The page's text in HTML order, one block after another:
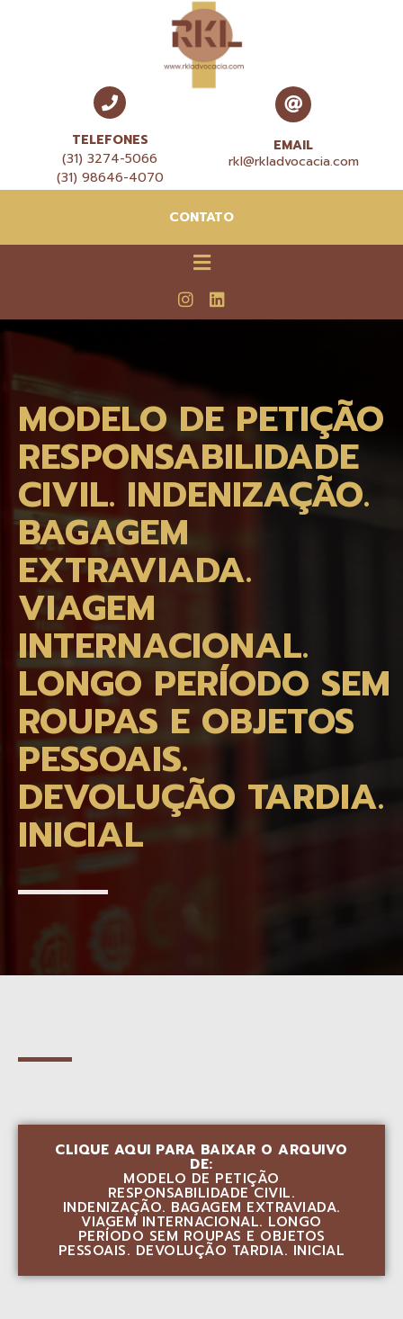
TELEFONES
(31) 3274-5066
(31) 98646-4070
EMAIL
rkl@rkladvocacia.com
CONTATO
MODELO DE PETIÇÃO
RESPONSABILIDADE
CIVIL. INDENIZAÇÃO.
BAGAGEM
EXTRAVIADA.
VIAGEM
INTERNACIONAL.
LONGO PERÍODO SEM
ROUPAS E OBJETOS
PESSOAIS.
DEVOLUÇÃO TARDIA.
INICIAL
CLIQUE AQUI PARA BAIXAR O ARQUIVO
DE:
MODELO DE PETIÇÃO
RESPONSABILIDADE CIVIL.
INDENIZAÇÃO. BAGAGEM EXTRAVIADA.
VIAGEM INTERNACIONAL. LONGO
PERÍODO SEM ROUPAS E OBJETOS
PESSOAIS. DEVOLUÇÃO TARDIA. INICIAL